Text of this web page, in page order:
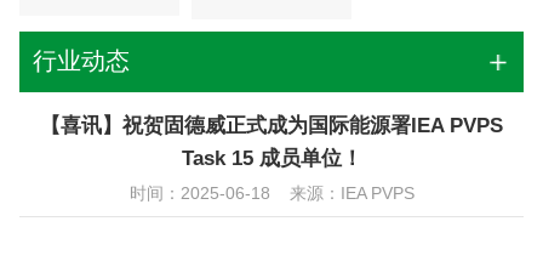
行业动态
【喜讯】祝贺固德威正式成为国际能源署IEA PVPS
Task 15 成员单位！
时间：2025-06-18 来源：IEA PVPS